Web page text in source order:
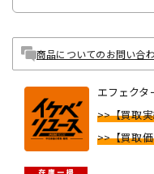
商品についてのお問い合
エフェクタ
>>【買取
>>【買取